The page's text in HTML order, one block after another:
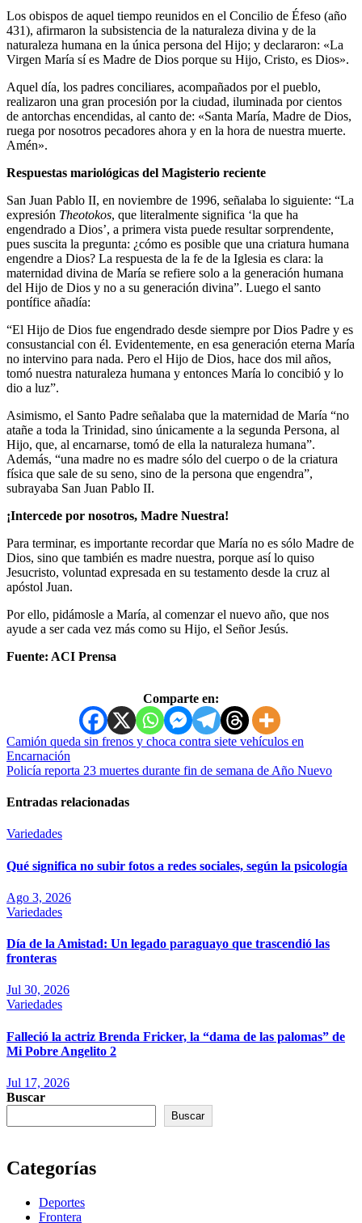
Los obispos de aquel tiempo reunidos en el Concilio de Éfeso (año
431), afirmaron la subsistencia de la naturaleza divina y de la
naturaleza humana en la única persona del Hijo; y declararon: «La
Virgen María sí es Madre de Dios porque su Hijo, Cristo, es Dios».
Aquel día, los padres conciliares, acompañados por el pueblo,
realizaron una gran procesión por la ciudad, iluminada por cientos
de antorchas encendidas, al canto de: «Santa María, Madre de Dios,
ruega por nosotros pecadores ahora y en la hora de nuestra muerte.
Amén».
Respuestas mariológicas del Magisterio reciente
San Juan Pablo II, en noviembre de 1996, señalaba lo siguiente: “La
expresión Theotokos, que literalmente significa ‘la que ha
engendrado a Dios’, a primera vista puede resultar sorprendente,
pues suscita la pregunta: ¿cómo es posible que una criatura humana
engendre a Dios? La respuesta de la fe de la Iglesia es clara: la
maternidad divina de María se refiere solo a la generación humana
del Hijo de Dios y no a su generación divina”. Luego el santo
pontífice añadía:
“El Hijo de Dios fue engendrado desde siempre por Dios Padre y es
consustancial con él. Evidentemente, en esa generación eterna María
no intervino para nada. Pero el Hijo de Dios, hace dos mil años,
tomó nuestra naturaleza humana y entonces María lo concibió y lo
dio a luz”.
Asimismo, el Santo Padre señalaba que la maternidad de María “no
atañe a toda la Trinidad, sino únicamente a la segunda Persona, al
Hijo, que, al encarnarse, tomó de ella la naturaleza humana”.
Además, “una madre no es madre sólo del cuerpo o de la criatura
física que sale de su seno, sino de la persona que engendra”,
subrayaba San Juan Pablo II.
¡Intercede por nosotros, Madre Nuestra!
Para terminar, es importante recordar que María no es sólo Madre de
Dios, sino que también es madre nuestra, porque así lo quiso
Jesucristo, voluntad expresada en su testamento desde la cruz al
apóstol Juan.
Por ello, pidámosle a María, al comenzar el nuevo año, que nos
ayude a ser cada vez más como su Hijo, el Señor Jesús.
Fuente: ACI Prensa
Comparte en:
Navegación
de
Camión queda sin frenos y choca contra siete vehículos en
Encarnación
Policía reporta 23 muertes durante fin de semana de Año Nuevo
Entradas relacionadas
Variedades
Qué significa no subir fotos a redes sociales, según la psicología
Ago 3, 2026
Variedades
Día de la Amistad: Un legado paraguayo que trascendió las
fronteras
Jul 30, 2026
Variedades
Falleció la actriz Brenda Fricker, la “dama de las palomas” de
Mi Pobre Angelito 2
Jul 17, 2026
Buscar
Buscar
Categorías
Deportes
Frontera